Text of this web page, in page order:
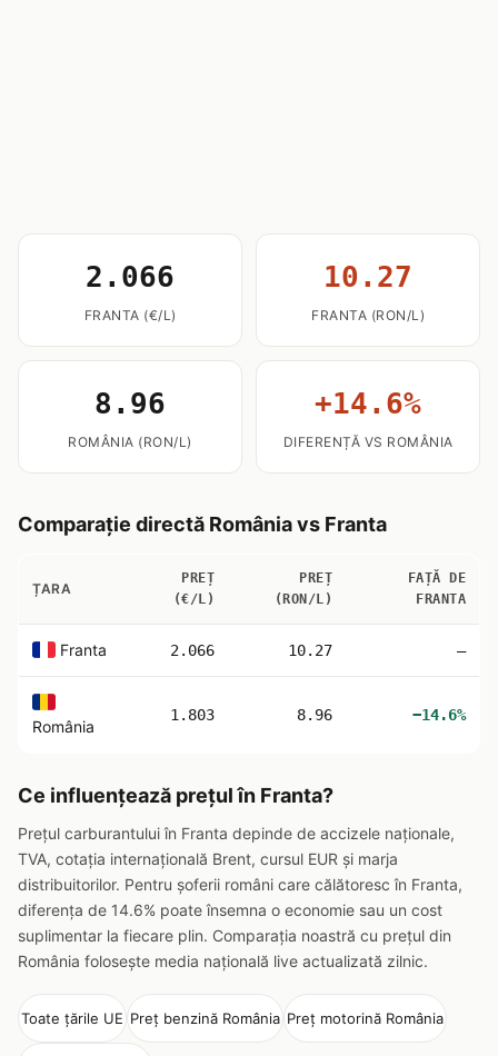
2.066
FRANTA (€/L)
10.27
FRANTA (RON/L)
8.96
ROMÂNIA (RON/L)
+14.6%
DIFERENȚĂ VS ROMÂNIA
Comparație directă România vs Franta
ȚARA
PREȚ
(€/L)
PREȚ
(RON/L)
FAȚĂ DE
FRANTA
Franta 2.066 10.27 —
România
1.803 8.96 −14.6%
Ce influențează prețul în Franta?
Prețul carburantului în Franta depinde de accizele naționale,
TVA, cotația internațională Brent, cursul EUR și marja
distribuitorilor. Pentru șoferii români care călătoresc în Franta,
diferența de 14.6% poate însemna o economie sau un cost
suplimentar la fiecare plin. Comparația noastră cu prețul din
România folosește media națională live actualizată zilnic.
Toate țările UE Preț benzină România Preț motorină România